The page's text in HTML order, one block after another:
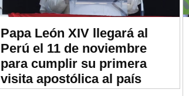
Papa León XIV llegará al
Perú el 11 de noviembre
para cumplir su primera
visita apostólica al país